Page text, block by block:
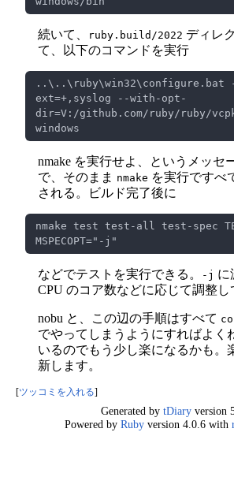
続いて、 ruby.build/2022 ディレ
て、以下のコマンドを実行
..\..\ruby\win32\configure.bat
ext=+,syslog --with-opt-
dir=V:/github.com/ruby/ruby/
nmake を実行せよ、というメッセ
で、そのまま nmake を実行ですべ
される。ビルド完了後に
nmake test test-all test-spec
などでテストを実行できる。 -j に
CPU のコア数などに応じて調整し
nobu と、この辺の手順はすべて
でやってしまうようにすればよく
いるのでもう少し楽になるかも。
新します。
[ツッコミを入れる]
Generated by tDiaryversion
Powered by Ruby version 4.0.6 with